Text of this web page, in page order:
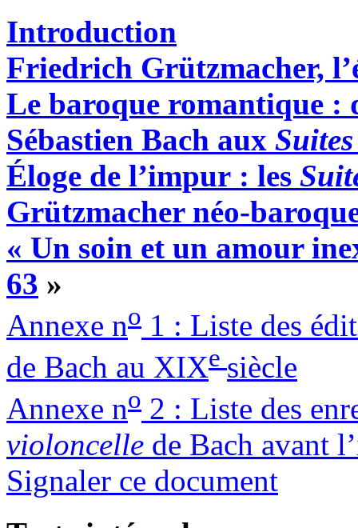
Introduction
Friedrich Grützmacher,
Le baroque romantique :
Sébastien Bach aux Suites
Éloge de l’impur : les
Grützmacher néo-
« Un soin et un amour
63 »
Annexe no 1 : Liste des
de Bach au XIXe siècle
Annexe no 2 : Liste des
violoncelle de Bach avant
Signaler ce document